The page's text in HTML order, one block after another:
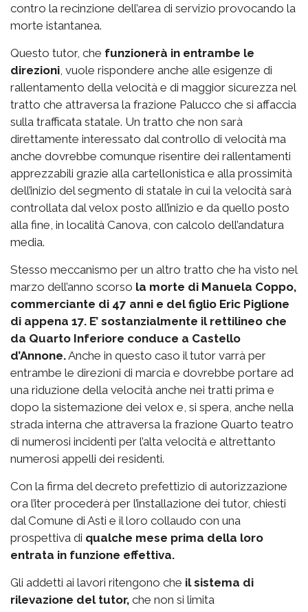
contro la recinzione dell’area di servizio provocando la
morte istantanea.
Questo tutor, che funzionerà in entrambe le
direzioni , vuole rispondere anche alle esigenze di
rallentamento della velocità e di maggior sicurezza nel
tratto che attraversa la frazione Palucco che si affaccia
sulla trafficata statale. Un tratto che non sarà
direttamente interessato dal controllo di velocità ma
anche dovrebbe comunque risentire dei rallentamenti
apprezzabili grazie alla cartellonistica e alla prossimità
dell’inizio del segmento di statale in cui la velocità sarà
controllata dal velox posto all’inizio e da quello posto
alla fine, in località Canova, con calcolo dell’andatura
media.
Stesso meccanismo per un altro tratto che ha visto nel
marzo dell’anno scorso la morte di Manuela Coppo,
commerciante di 47 anni e del figlio Eric Piglione
di appena 17. E’ sostanzialmente il rettilineo che
da Quarto Inferiore conduce a Castello
d’Annone.Anche in questo caso il tutor varrà per
entrambe le direzioni di marcia e dovrebbe portare ad
una riduzione della velocità anche nei tratti prima e
dopo la sistemazione dei velox e, si spera, anche nella
strada interna che attraversa la frazione Quarto teatro
di numerosi incidenti per l’alta velocità e altrettanto
numerosi appelli dei residenti.
Con la firma del decreto prefettizio di autorizzazione
ora l’iter procederà per l’installazione dei tutor, chiesti
dal Comune di Asti e il loro collaudo con una
prospettiva di qualche mese prima della loro
entrata in funzione effettiva.
Gli addetti ai lavori ritengono che il sistema di
rilevazione del tutor, che non si limita